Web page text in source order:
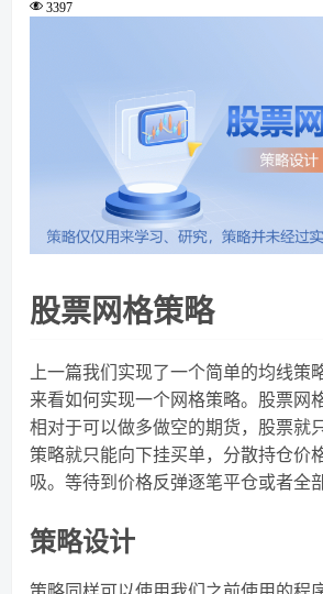
3397
股票网格策略
上一篇我们实现了一个简单的均线策
来看如何实现一个网格策略。股票网
相对于可以做多做空的期货，股票就
策略就只能向下挂买单，分散持仓价
吸。等待到价格反弹逐笔平仓或者全
策略设计